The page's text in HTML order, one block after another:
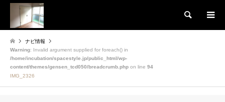
検索
ナビ情報
Warning: Invalid argument supplied for foreach() in
/home/incubation/spacestyle.jp/public_html/wp-
content/themes/gensen_tcd050/breadcrumb.php on line 94
IMG_2326